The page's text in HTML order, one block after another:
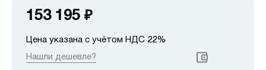
153 195 ₽
Цена указана с учётом НДС 22%
Нашли дешевле?